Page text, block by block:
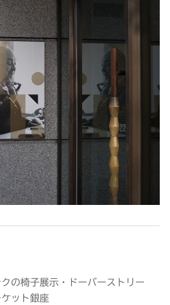
の椅子展示・ドーバーストリー
ケット銀座